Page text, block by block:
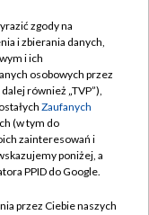
zgody na
i zbierania danych,
i ich
osobowych przez
również „TVP”),
Zaufanych
(w tym do
zainteresowań i
poniżej, a
PPID do Google.
przez Ciebie naszych